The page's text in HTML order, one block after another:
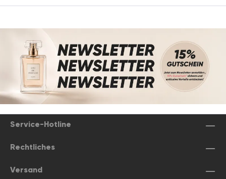
Service-Hotline
Rechtliches
Versand